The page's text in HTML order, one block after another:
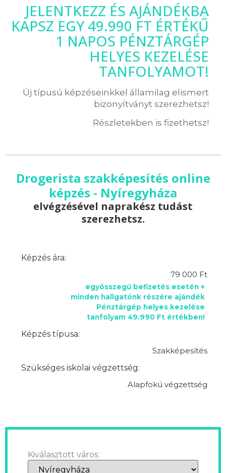
JELENTKEZZ ÉS AJÁNDÉKBA
KAPSZ EGY 49.990 FT ÉRTÉKŰ
1 NAPOS PÉNZTÁRGÉP
HELYES KEZELÉSE
TANFOLYAMOT!
Új típusú képzéseinkkel államilag elismert
bizonyítványt szerezhetsz!
Részletekben is fizethetsz!
Drogerista szakképesítés online
képzés - Nyíregyháza
elvégzésével naprakész tudást
szerezhetsz.
Képzés ára:
79 000 Ft
egyösszegű befizetés esetén +
minden hallgatónk részére ajándék
Pénztárgép helyes kezelése
tanfolyam 49.990 Ft értékben!
Képzés típusa:
Szakképesítés
Szükséges iskolai végzettség:
Alapfokú végzettség
Kiválasztott város: